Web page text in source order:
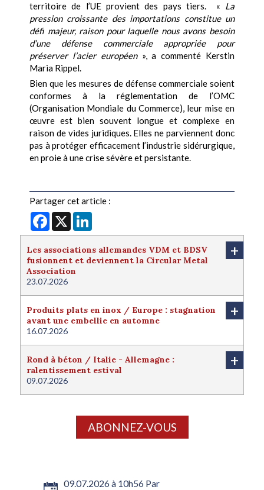
territoire de l’UE provient des pays tiers. « La
pression croissante des importations constitue un
défi majeur, raison pour laquelle nous avons besoin
d’une défense commerciale appropriée pour
préserver l’acier européen», a commenté Kerstin
Maria Rippel.
Bien que les mesures de défense commerciale soient
conformes à la réglementation de l’OMC
(Organisation Mondiale du Commerce), leur mise en
œuvre est bien souvent longue et complexe en
raison de vides juridiques. Elles ne parviennent donc
pas à protéger efficacement l’industrie sidérurgique,
en proie à une crise sévère et persistante.
Partager cet article :
Facebook
X
Les associations allemandes VDM et BDSV
fusionnent et deviennent la Circular Metal
Association
23.07.2026
+
Produits plats en inox / Europe : stagnation
avant une embellie en automne
16.07.2026
+
Rond à béton / Italie - Allemagne :
ralentissement estival
09.07.2026
+
ABONNEZ-VOUS
09.07.2026 à 10h56 Par